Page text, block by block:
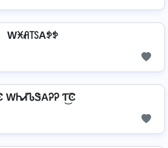
Wꁝꋬ꓄ꇙAꉣꉣ
WᏂᏗᏖᏕAᎮᎮ Ƭ͜͡Ͼ